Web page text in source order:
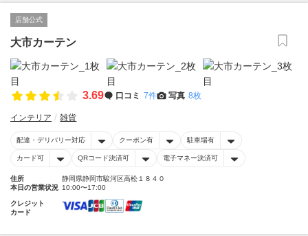
店舗公式
大市カーテン
3.69 口コミ 7件 写真 8枚
インテリア 雑貨
配達・デリバリー対応 クーポン有 駐車場有
カード可 QRコード決済可 電子マネー決済可
住所
静岡県静岡市駿河区高松１８４０
本日の営業状況 10:00〜17:00
クレジット
カード